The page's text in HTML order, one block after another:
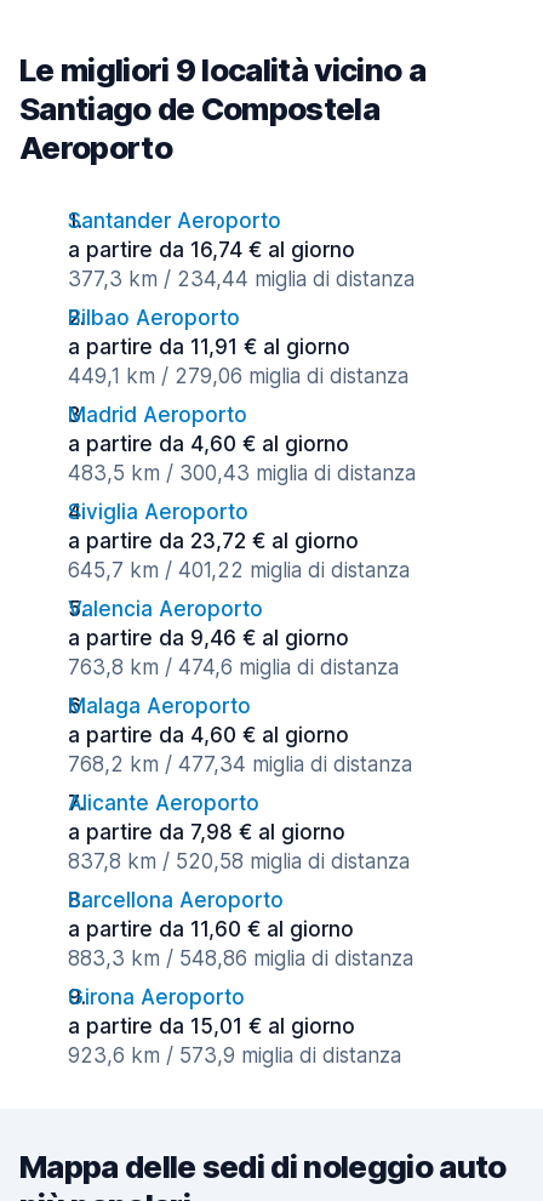
Le migliori 9 località vicino a
Santiago de Compostela
Aeroporto
Santander Aeroporto
a partire da 16,74 € al giorno
377,3 km / 234,44 miglia di distanza
Bilbao Aeroporto
a partire da 11,91 € al giorno
449,1 km / 279,06 miglia di distanza
Madrid Aeroporto
a partire da 4,60 € al giorno
483,5 km / 300,43 miglia di distanza
Siviglia Aeroporto
a partire da 23,72 € al giorno
645,7 km / 401,22 miglia di distanza
Valencia Aeroporto
a partire da 9,46 € al giorno
763,8 km / 474,6 miglia di distanza
Malaga Aeroporto
a partire da 4,60 € al giorno
768,2 km / 477,34 miglia di distanza
Alicante Aeroporto
a partire da 7,98 € al giorno
837,8 km / 520,58 miglia di distanza
Barcellona Aeroporto
a partire da 11,60 € al giorno
883,3 km / 548,86 miglia di distanza
Girona Aeroporto
a partire da 15,01 € al giorno
923,6 km / 573,9 miglia di distanza
Mappa delle sedi di noleggio auto